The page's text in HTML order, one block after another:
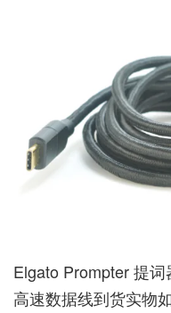
Elgato Prompter 提
高速数据线到货实物如